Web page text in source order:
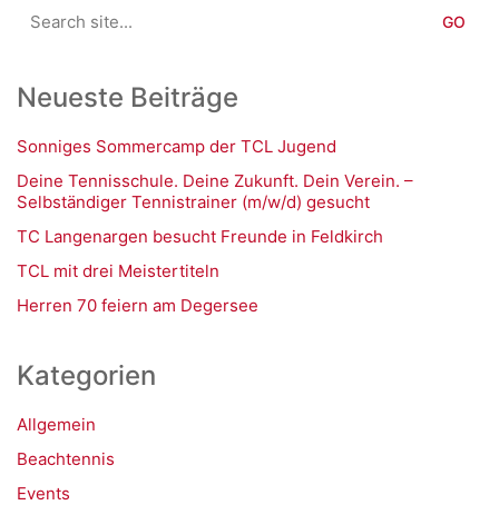
for:
Neueste Beiträge
Sonniges Sommercamp der TCL Jugend
Deine Tennisschule. Deine Zukunft. Dein Verein. –
Selbständiger Tennistrainer (m/w/d) gesucht
TC Langenargen besucht Freunde in Feldkirch
TCL mit drei Meistertiteln
Herren 70 feiern am Degersee
Kategorien
Allgemein
Beachtennis
Events